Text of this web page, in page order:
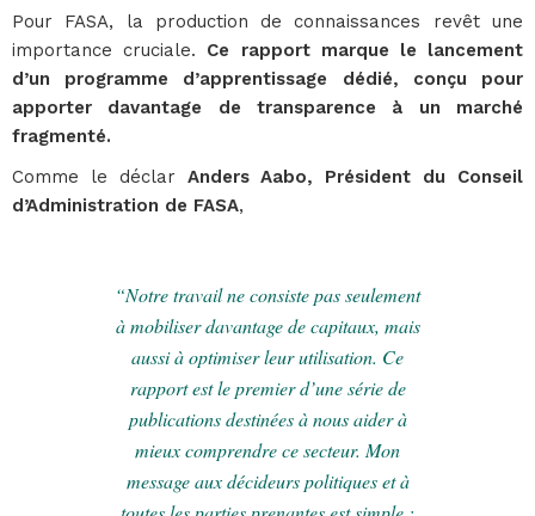
Pour FASA, la production de connaissances revêt une
importance cruciale. Ce rapport marque le lancement
d’un programme d’apprentissage dédié, conçu pour
apporter davantage de transparence à un marché
fragmenté.
Comme le déclar Anders Aabo, Président du Conseil
d’Administration de FASA,
“Notre travail ne consiste pas seulement
à mobiliser davantage de capitaux, mais
aussi à optimiser leur utilisation. Ce
rapport est le premier d’une série de
publications destinées à nous aider à
mieux comprendre ce secteur. Mon
message aux décideurs politiques et à